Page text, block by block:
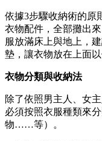
依據3步驟收納術的原
衣物配件，全部攤出
服放滿床上與地上，
墊，讓衣物放在上面以
衣物分類與收納法
除了依照男主人、女
必須按照衣服種類來
物……等）。